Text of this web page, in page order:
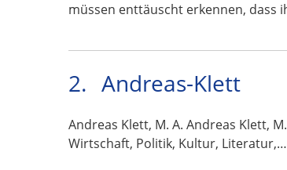
müssen enttäuscht erkennen, dass
2. Andreas-Klett
Andreas Klett, M. A. Andreas Klett,
Wirtschaft, Politik, Kultur, Literatur,…